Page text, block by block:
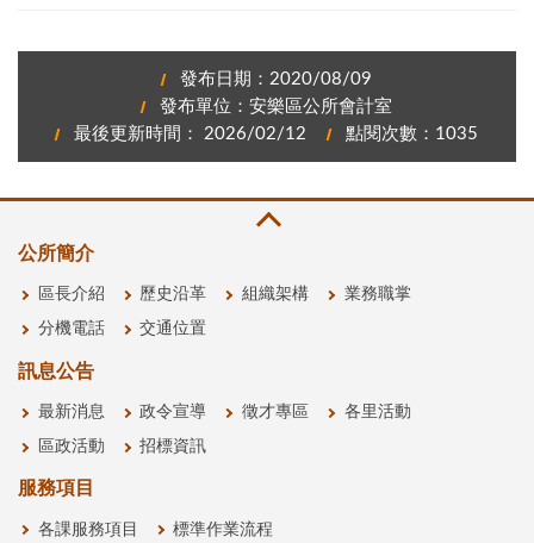
發布日期：2020/08/09
發布單位：安樂區公所會計室
最後更新時間： 2026/02/12
點閱次數：1035
公所簡介
區長介紹 歷史沿革 組織架構 業務職掌
分機電話 交通位置
訊息公告
最新消息 政令宣導 徵才專區 各里活動
區政活動 招標資訊
服務項目
各課服務項目 標準作業流程